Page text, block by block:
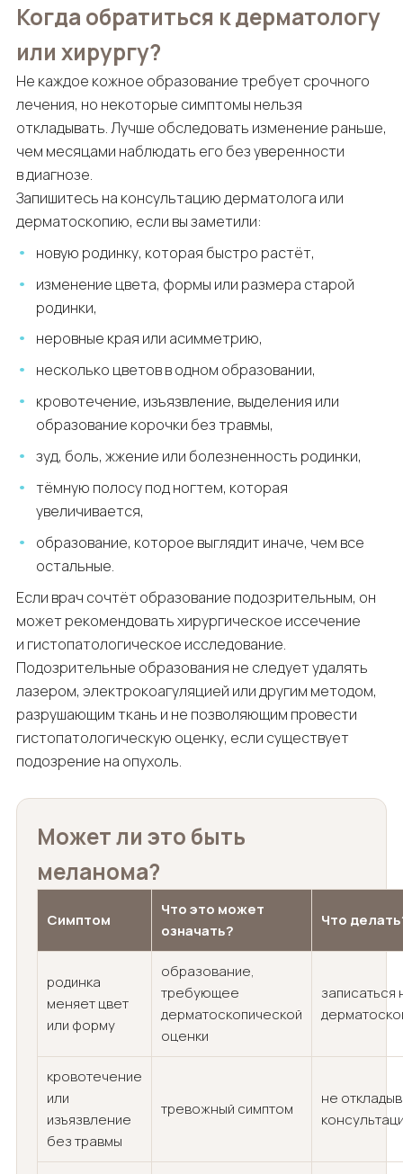
Когда обратиться к дерматологу
или хирургу?
Не каждое кожное образование требует срочного
лечения, но некоторые симптомы нельзя
откладывать. Лучше обследовать изменение раньше,
чем месяцами наблюдать его без уверенности
в диагнозе.
Запишитесь на консультацию дерматолога или
дерматоскопию, если вы заметили:
новую родинку, которая быстро растёт,
изменение цвета, формы или размера старой
родинки,
неровные края или асимметрию,
несколько цветов в одном образовании,
кровотечение, изъязвление, выделения или
образование корочки без травмы,
зуд, боль, жжение или болезненность родинки,
тёмную полосу под ногтем, которая
увеличивается,
образование, которое выглядит иначе, чем все
остальные.
Если врач сочтёт образование подозрительным, он
может рекомендовать хирургическое иссечение
и гистопатологическое исследование.
Подозрительные образования не следует удалять
лазером, электрокоагуляцией или другим методом,
разрушающим ткань и не позволяющим провести
гистопатологическую оценку, если существует
подозрение на опухоль.
Может ли это быть
меланома?
Симптом
Что это может
означать?
Что
родинка
меняет цвет
или форму
образование,
требующее
дерматоскопической
оценки
записаться
кровотечение
или
изъязвление
без травмы
тревожный симптом
не